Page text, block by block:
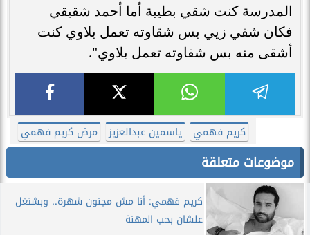
المدرسة كنت شقي بطيبة أما أحمد شقيقي
فكان شقي زيي بس شقاوته تعمل بلاوي كنت
أشقى منه بس شقاوته تعمل بلاوي".
كريم فهمي ياسمين عبدالعزيز مرض كريم فهمي
موضوعات متعلقة
كريم فهمي: أنا مش مجنون شهرة.. وبشتغل
علشان بحب المهنة